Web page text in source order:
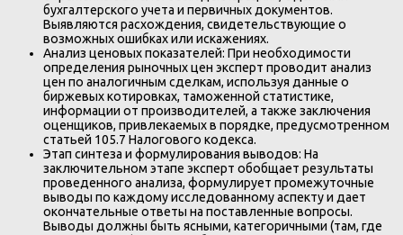
бухгалтерского учета и первичных документов.
Выявляются расхождения, свидетельствующие о
возможных ошибках или искажениях.
Анализ ценовых показателей: При необходимости
определения рыночных цен эксперт проводит анализ
цен по аналогичным сделкам, используя данные о
биржевых котировках, таможенной статистике,
информации от производителей, а также заключения
оценщиков, привлекаемых в порядке, предусмотренном
статьей 105.7 Налогового кодекса.
Этап синтеза и формулирования выводов: На
заключительном этапе эксперт обобщает результаты
проведенного анализа, формулирует промежуточные
выводы по каждому исследованному аспекту и дает
окончательные ответы на поставленные вопросы.
Выводы должны быть ясными, категоричными (там, где